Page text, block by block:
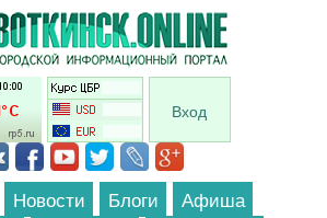
содержанию
Вход
Новости Блоги
Афиша